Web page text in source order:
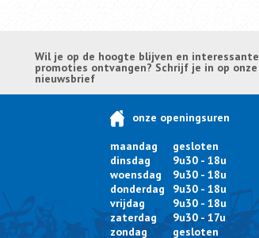
Wil je op de hoogte blijven en interessante
promoties ontvangen? Schrijf je in op onze
nieuwsbrief
onze openingsuren
maandag
gesloten
dinsdag
9u30 - 18u
woensdag
9u30 - 18u
donderdag
9u30 - 18u
vrijdag
9u30 - 18u
zaterdag
9u30 - 17u
zondag
gesloten